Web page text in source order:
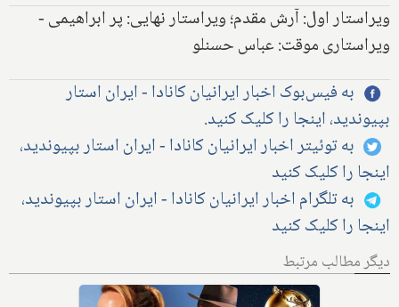
ویراستار اول: آرش مقدم؛ ویراستار نهایی: پر ابراهیمی -
ویراستاری موقت: عباس حسنلو
به فیس‌بوک اخبار ایرانیان کانادا - ایران استار
بپیوندید، اینجا را کلیک کنید.
به توئیتر اخبار ایرانیان کانادا - ایران استار بپیوندید،
اینجا را کلیک کنید
به تلگرام اخبار ایرانیان کانادا - ایران استار بپیوندید،
اینجا را کلیک کنید
دیگر مطالب مرتبط